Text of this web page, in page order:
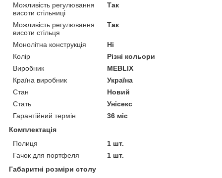
Можливість регулювання
висоти стільниці
Так
Можливість регулювання
висоти стільця
Так
Монолітна конструкція
Ні
Колір
Різні кольори
Виробник
MEBLIX
Країна виробник
Україна
Стан
Новий
Стать
Унісекс
Гарантійний термін
36 міс
Комплектація
Полиця
1 шт.
Гачок для портфеля
1 шт.
Габаритні розміри столу